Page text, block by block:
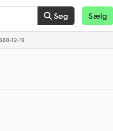
Søg Sælg
12-19